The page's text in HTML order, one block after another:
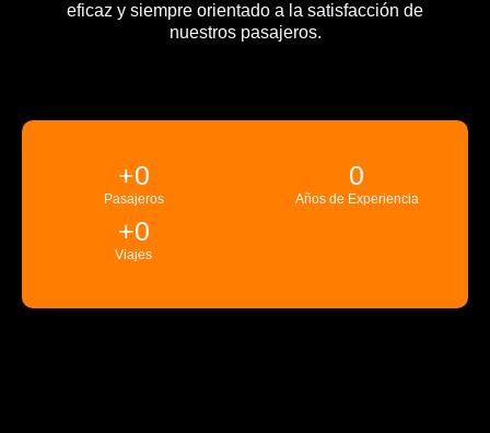
eficaz y siempre orientado a la satisfacción de
nuestros pasajeros.
Pasajeros
+0
Años de Experiencia
0
Viajes
+0